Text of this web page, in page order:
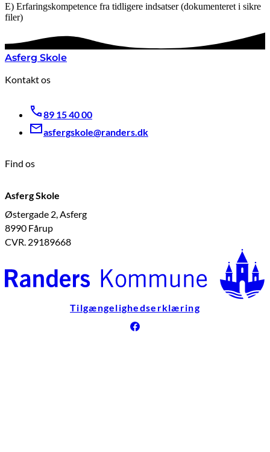
E) Erfaringskompetence fra tidligere indsatser (dokumenteret i sikre
filer)
Asferg Skole
Kontakt os
89 15 40 00
asfergskole@randers.dk
Find os
Asferg Skole
Østergade 2, Asferg
8990 Fårup
CVR. 29189668
Tilgængelighedserklæring